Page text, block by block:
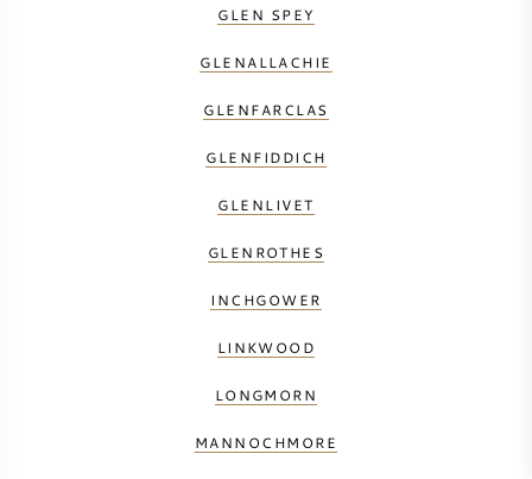
GLEN SPEY
GLENALLACHIE
GLENFARCLAS
GLENFIDDICH
GLENLIVET
GLENROTHES
INCHGOWER
LINKWOOD
LONGMORN
MANNOCHMORE